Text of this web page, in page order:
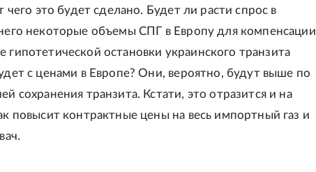
чего это будет сделано. Будет ли расти спрос в
некоторые объемы СПГ в Европу для компенсации
гипотетической остановки украинского транзита
с ценами в Европе? Они, вероятно, будут выше по
сохранения транзита. Кстати, это отразится и на
повысит контрактные цены на весь импортный газ и